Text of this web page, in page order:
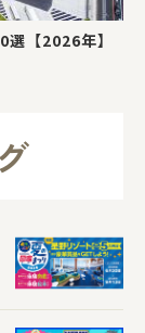
【2026年】